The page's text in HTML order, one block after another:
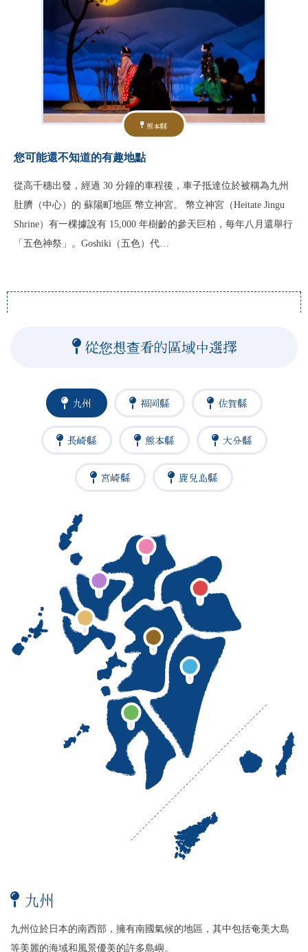
熊本縣
您可能還不知道的有趣地點
從高千穗出發，經過 30 分鐘的車程後，車子抵達位於被稱為九州
肚臍（中心）的 蘇陽町地區 幣立神宮。 幣立神宮（Heitate Jingu
Shrine）有一棵據說有 15,000 年樹齡的參天巨柏，每年八月還舉行
「五色神祭」。Goshiki（五色）代…
從您想查看的區域中選擇
九州 福岡縣 佐賀縣
長崎縣 熊本縣 大分縣
宮崎縣 鹿兒島縣
九州
九州位於日本的南西部，擁有南國氣候的地區，其中包括奄美大島
等美麗的海域和風景優美的許多島嶼。